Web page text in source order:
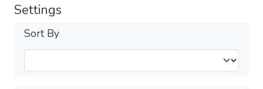
Settings
Sort By